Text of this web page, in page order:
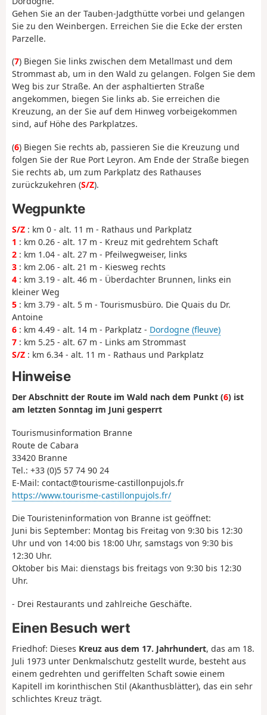
Gehen Sie an der Tauben-Jadgthütte vorbei und gelangen
Sie zu den Weinbergen. Erreichen Sie die Ecke der ersten
Parzelle.
(7) Biegen Sie links zwischen dem Metallmast und dem
Strommast ab, um in den Wald zu gelangen. Folgen Sie dem
Weg bis zur Straße. An der asphaltierten Straße
angekommen, biegen Sie links ab. Sie erreichen die
Kreuzung, an der Sie auf dem Hinweg vorbeigekommen
sind, auf Höhe des Parkplatzes.
(6) Biegen Sie rechts ab, passieren Sie die Kreuzung und
folgen Sie der Rue Port Leyron. Am Ende der Straße biegen
Sie rechts ab, um zum Parkplatz des Rathauses
zurückzukehren (S/Z).
Wegpunkte
S/Z : km 0 - alt. 11 m - Rathaus und Parkplatz
1 : km 0.26 - alt. 17 m - Kreuz mit gedrehtem Schaft
2 : km 1.04 - alt. 27 m - Pfeilwegweiser, links
3 : km 2.06 - alt. 21 m - Kiesweg rechts
4 : km 3.19 - alt. 46 m - Überdachter Brunnen, links ein
kleiner Weg
5 : km 3.79 - alt. 5 m - Tourismusbüro. Die Quais du Dr.
Antoine
6 : km 4.49 - alt. 14 m - Parkplatz - Dordogne (fleuve)
7 : km 5.25 - alt. 67 m - Links am Strommast
S/Z : km 6.34 - alt. 11 m - Rathaus und Parkplatz
Hinweise
Der Abschnitt der Route im Wald nach dem Punkt (6) ist
am letzten Sonntag im Juni gesperrt
Tourismusinformation Branne
Route de Cabara
33420 Branne
Tel.: +33 (0)5 57 74 90 24
E-Mail: contact@tourisme-castillonpujols.fr
https://www.tourisme-castillonpujols.fr/
Die Touristeninformation von Branne ist geöffnet:
Juni bis September: Montag bis Freitag von 9:30 bis 12:30
Uhr und von 14:00 bis 18:00 Uhr, samstags von 9:30 bis
12:30 Uhr.
Oktober bis Mai: dienstags bis freitags von 9:30 bis 12:30
Uhr.
- Drei Restaurants und zahlreiche Geschäfte.
Einen Besuch wert
Friedhof: Dieses Kreuz aus dem 17. Jahrhundert, das am 18.
Juli 1973 unter Denkmalschutz gestellt wurde, besteht aus
einem gedrehten und geriffelten Schaft sowie einem
Kapitell im korinthischen Stil (Akanthusblätter), das ein sehr
schlichtes Kreuz trägt.